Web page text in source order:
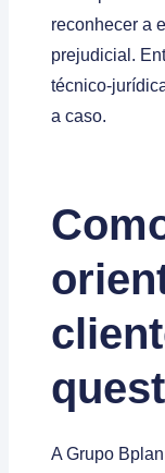
reconhecer a
prejudicial.
técnico-
a caso.
A Grupo